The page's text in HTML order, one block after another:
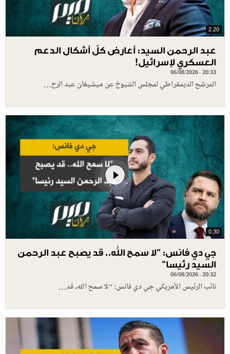
2.20
عبد الرحمن السيد: أعارض كلّ أشكال الدعم
العسكري لإسرائيل!
06/08/2026 - 20:33
المرشح الديمقراطي لمجلس الشيوخ عن ميشيغان عبد الرح…
0.30
جي دي فانس: ”لا سمح الله.. قد يصبح عبد الرحمن
السيد رئيسا”
06/08/2026 - 20:32
نائب الرئيس الأمريكي جي دي فانس: "لا سمح الله، قد…